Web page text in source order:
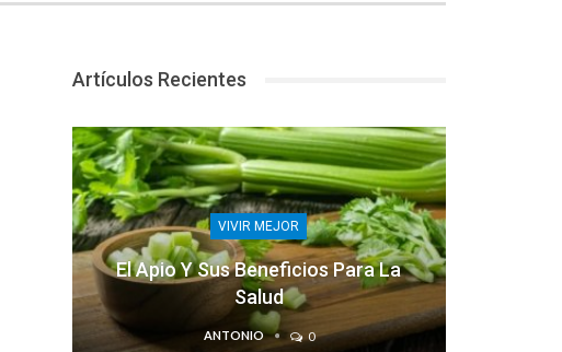
Artículos Recientes
VIVIR MEJOR
El Apio Y Sus Beneficios Para La
Salud
ANTONIO 0